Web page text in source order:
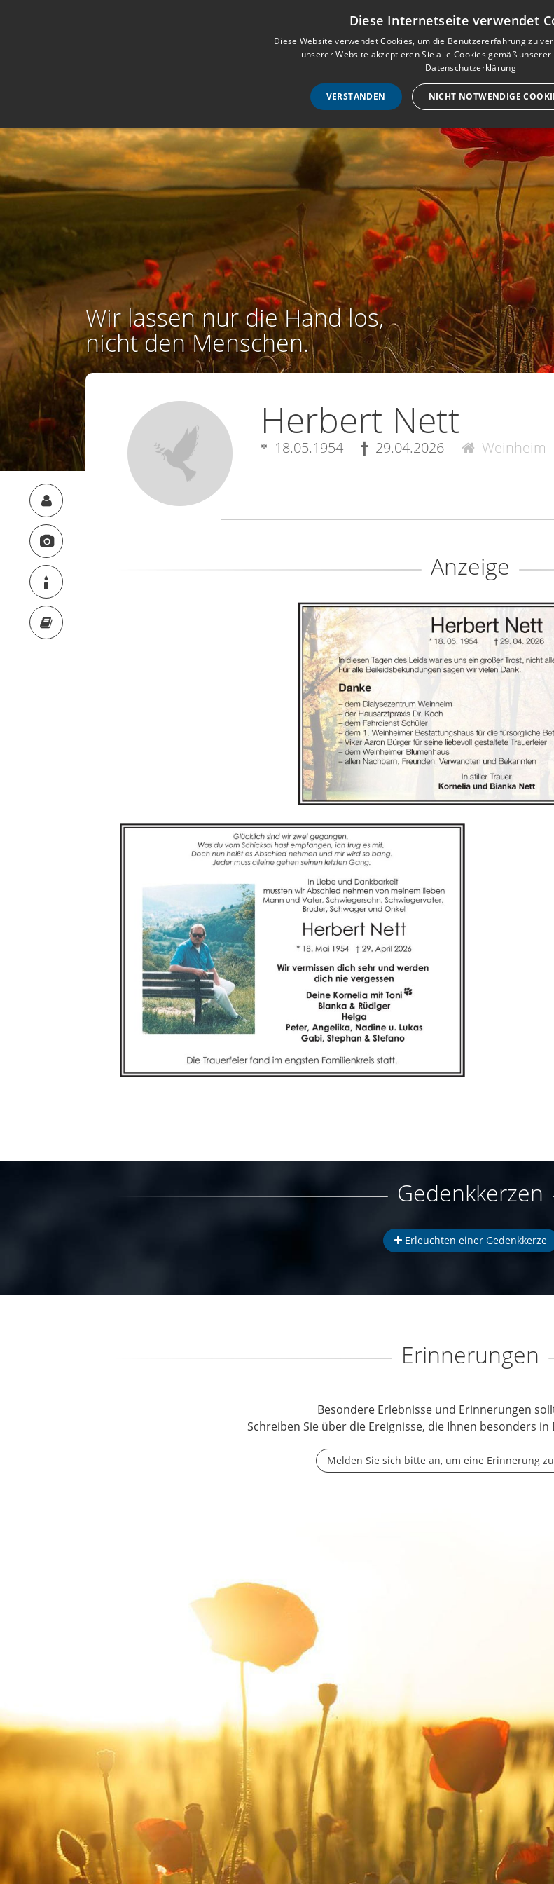
Musterbuch für
Wir lassen nur die Hand los,
nicht den Menschen.
Herbert Nett
18.05.1954 29.04.2026 Weinheim
Anzeige
Gedenkkerzen
Erleuchten einer Gedenkkerze
Erinnerungen
Besondere Erlebnisse und Erinnerungen
Schreiben Sie über die Ereignisse, die Ihnen besonders
Melden Sie sich bitte an, um eine Erinnerung
Diese Internetseite verwendet
Diese Website verwendet Cookies, um die Benutzererfahrung zu
unserer Website akzeptieren Sie alle Cookies gemäß
Datenschutzerklärung
VERSTANDEN NICHT NOTWENDIGE